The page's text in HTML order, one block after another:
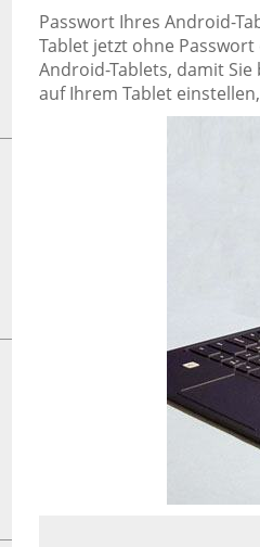
Passwort Ihres Android-
Tablet jetzt ohne
Android-Tablets, damit
auf Ihrem Tablet